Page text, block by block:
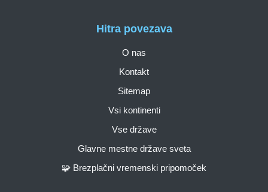
Hitra povezava
O nas
Kontakt
Sitemap
Vsi kontinenti
Vse države
Glavne mestne države sveta
🧩 Brezplačni vremenski pripomoček